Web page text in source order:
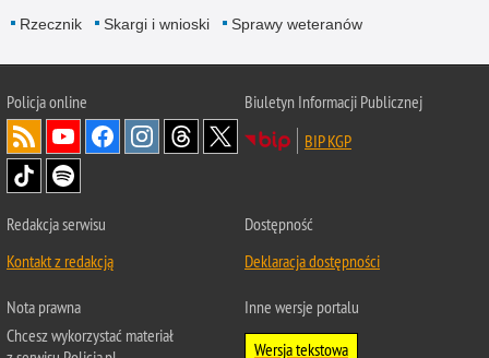
Rzecznik Skargi i wnioski Sprawy weteranów
Policjaonline
Biuletyn Informacji Publicznej
BIP KGP
Redakcja serwisu
Kontakt z redakcją
Dostępność
Deklaracja dostępności
Nota prawna
Chcesz wykorzystać materiał
Inne wersje portalu
Wersja tekstowa